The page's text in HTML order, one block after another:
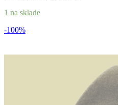
bola:
1 na sklade
-100%